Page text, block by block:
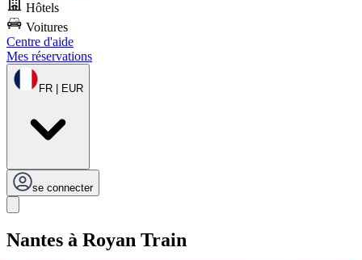
Hôtels
Voitures
Centre d'aide
Mes réservations
FR | EUR
se connecter
Nantes à Royan Train